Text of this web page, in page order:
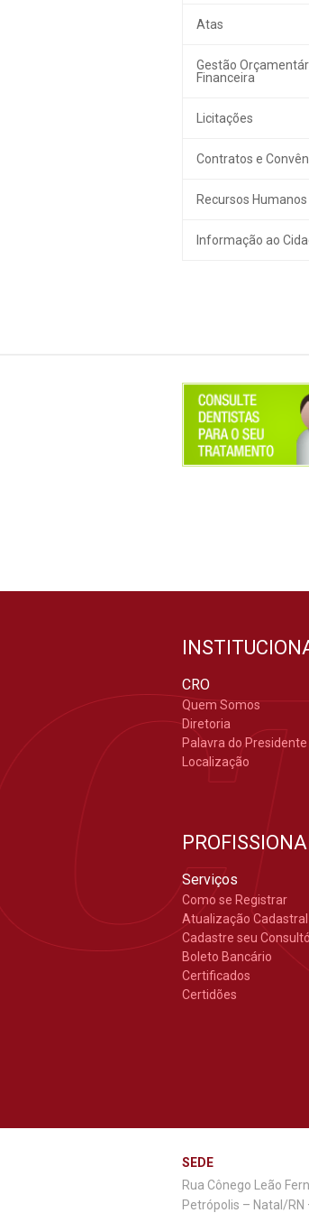
Atas
Gestão
Financeira
Licitações
Contratos e
Recursos Humanos
Informação ao
CRO
Quem Somos
Diretoria
Palavra do Presidente
Localização
Serviços
Como se Registrar
Atualização Cadastral
Cadastre seu
Boleto Bancário
Certificados
Certidões
SEDE
Rua Cônego Leão
Petrópolis – Natal/RN